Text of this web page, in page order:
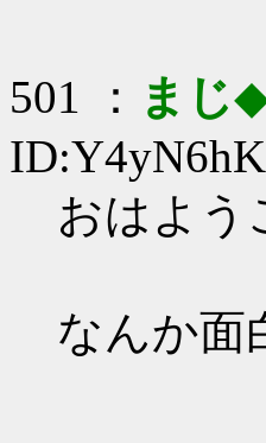
501 ： まじ
おはよう
なんか面